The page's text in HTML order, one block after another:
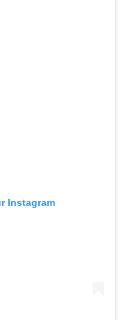
Instagram